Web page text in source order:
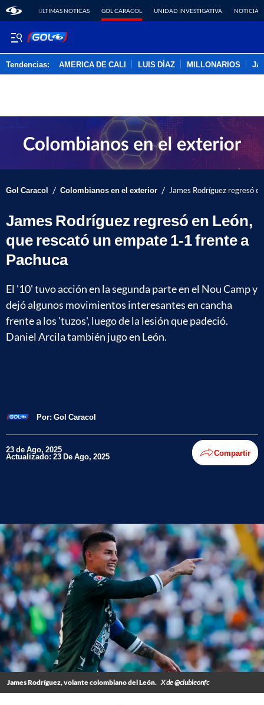
ÚLTIMAS NOTICAS GOL CARACOL UNIDAD INVESTIGATIVA NOTICIAS
Tendencias: AMERICA DE CALI LUIS DÍAZ MILLONARIOS
Gol Caracol / Colombianos en el exterior / James Rodríguez regresó
James Rodríguez regresó en León,
que rescató un empate 1-1 frente a
Pachuca
El '10' tuvo acción en la segunda parte en el Nou Camp y
dejó algunos movimientos interesantes en cancha
frente a los 'tuzos', luego de la lesión que padeció.
Daniel Arcila también jugo en León.
Por: Gol Caracol
23 de Ago, 2025
Actualizado: 23 De Ago, 2025 Compartir
James Rodríguez, volante colombiano del León. X de @clubleonfc